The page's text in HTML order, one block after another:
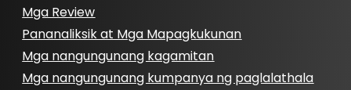
Mga Review
Pananaliksik at Mga Mapagkukunan
Mga nangungunang kagamitan
Mga nangungunang kumpanya ng paglalathala